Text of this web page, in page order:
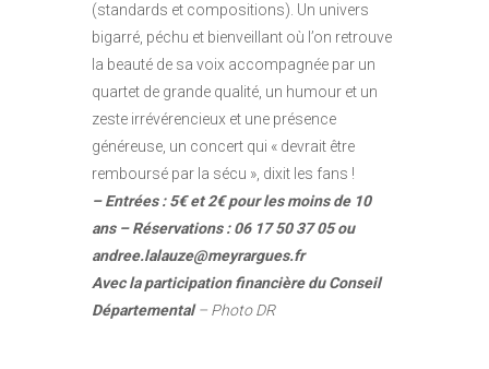
(standards et compositions). Un univers
bigarré, péchu et bienveillant où l’on retrouve
la beauté de sa voix accompagnée par un
quartet de grande qualité, un humour et un
zeste irrévérencieux et une présence
généreuse, un concert qui « devrait être
remboursé par la sécu », dixit les fans !
– Entrées : 5€ et 2€ pour les moins de 10
ans – Réservations : 06 17 50 37 05 ou
andree.lalauze@meyrargues.fr
Avec la participation financière du Conseil
Départemental– Photo DR